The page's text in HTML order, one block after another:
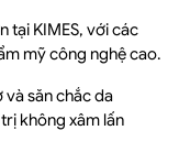
tại KIMES, với các
mỹ công nghệ cao.
và săn chắc da
không xâm lấn